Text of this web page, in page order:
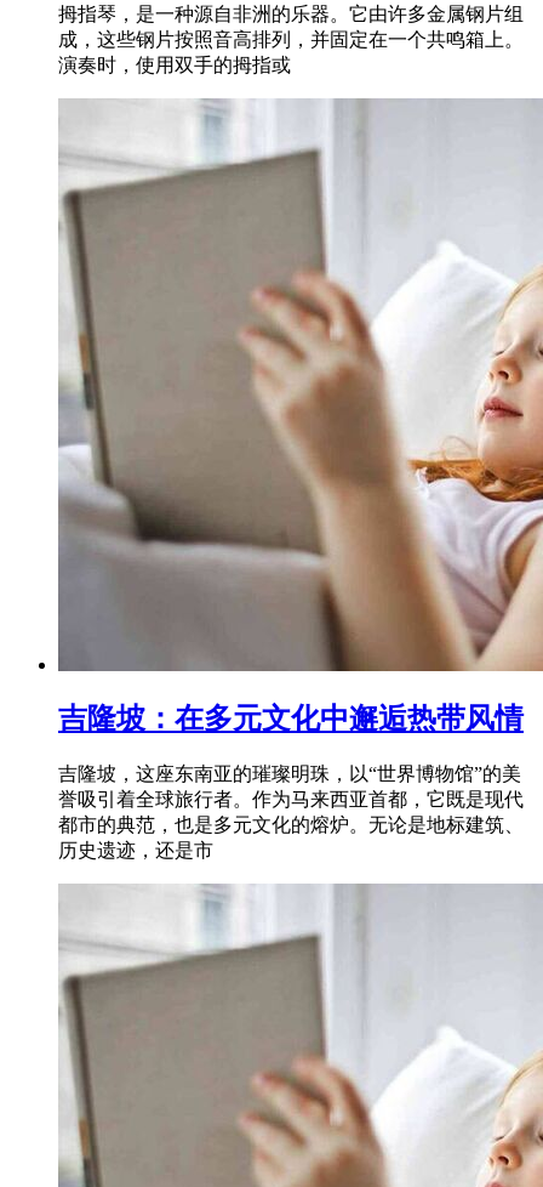
拇指琴，是一种源自非洲的乐器。它由许多金属钢片组
成，这些钢片按照音高排列，并固定在一个共鸣箱上。
演奏时，使用双手的拇指或
吉隆坡：在多元文化中邂逅热带风情
吉隆坡，这座东南亚的璀璨明珠，以“世界博物馆”的美
誉吸引着全球旅行者。作为马来西亚首都，它既是现代
都市的典范，也是多元文化的熔炉。无论是地标建筑、
历史遗迹，还是市